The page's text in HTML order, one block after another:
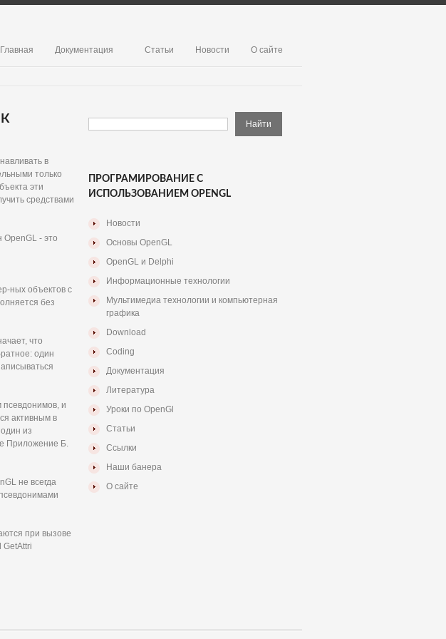
Главная Документация Статьи Новости О сайте
в
только
эти
средствами
OpenGL - это
ных объектов с
без
что
один
псевдонимов, и
активным в
из
Приложение Б.
не всегда
при вызове
ПРОГРАМИРОВАНИЕ С
ИСПОЛЬЗОВАНИЕМ OPENGL
Новости
Основы OpenGL
OpenGL и Delphi
Информационные технологии
Мультимедиа технологии и компьютерная
графика
Download
Coding
Документация
Литература
Уроки по OpenGl
Статьи
Ссылки
Наши банера
О сайте